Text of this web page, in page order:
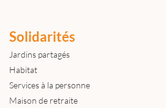
Solidarités
Jardins partagés
Habitat
Services à la personne
Maison de retraite